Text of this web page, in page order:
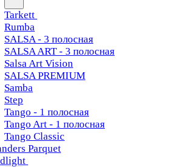
Tarkett
Rumba
SALSA - 3 полосная
SALSA ART - 3 полосная
Salsa Art Vision
SALSA PREMIUM
Samba
Step
Tango - 1 полосная
Tango Art - 1 полосная
Tango Classiс
Parquet